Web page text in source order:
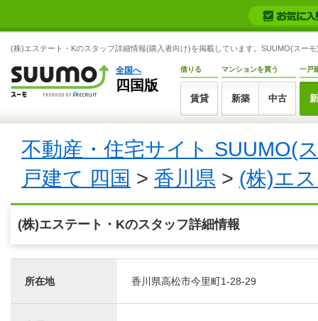
(株)エステート・Kのスタッフ詳細情報(購入者向け)を掲載しています。SUUMO(スーモ
全国へ
四国版
借りる
賃貸
マンションを買う
新築 中古
一戸
不動産・住宅サイト SUUMO(
戸建て 四国 > 香川県 > (株)エ
(株)エステート・Kのスタッフ詳細情報
所在地 香川県高松市今里町1-28-29